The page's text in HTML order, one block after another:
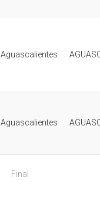
Aguascalientes
Aguascalientes
Final